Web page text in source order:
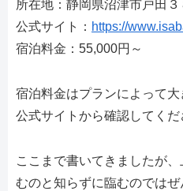
所在地：静岡県沼津市戸田３
公式サイト： https://
宿泊料金：55,000円～
宿泊料金はプランによって
公式サイトから確認してくだ
ここまで書いてきましたが
むのと知らずに臨むのではぜ